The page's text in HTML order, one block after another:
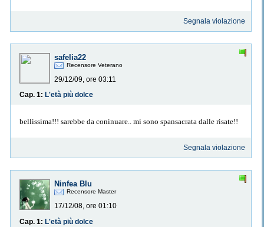
Segnala violazione
safelia22
Recensore Veterano
29/12/09, ore 03:11
Cap. 1: L'età più dolce
bellissima!!! sarebbe da coninuare.. mi sono spansacrata dalle risate!!
Segnala violazione
Ninfea Blu
Recensore Master
17/12/08, ore 01:10
Cap. 1: L'età più dolce